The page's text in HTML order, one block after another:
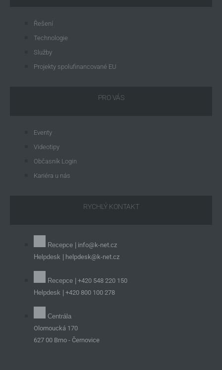
Řešení
Technologie
Služby
Projekty spolufinancované EU
PRO VÁS
Eventy
Videotipy
Občasník Login
Kariéra u nás
RYCHLÝ KONTAKT
Recepce |
info@k-net.cz
Helpdesk |
helpdesk@k-net.cz
Recepce |
+420 548 220 150
Helpdesk |
+420 800 100 278
Centrála
Olomoucká 170
627 00 Brno - Černovice